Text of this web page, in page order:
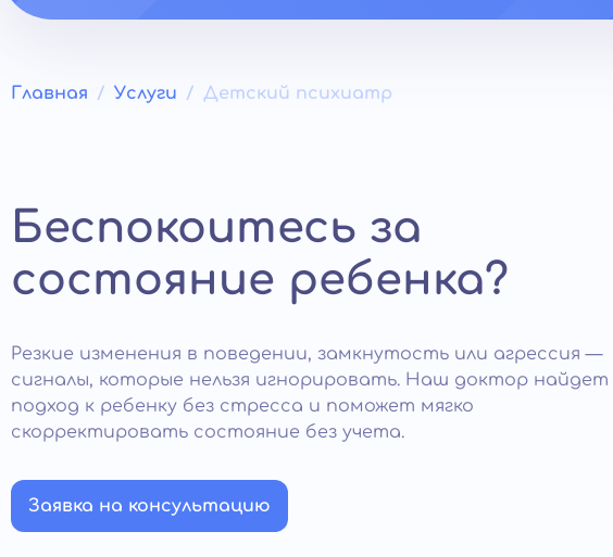
Главная Услуги Детский психиатр
Беспокоитесь за
состояние ребенка?
Резкие изменения в поведении, замкнутость или агрессия —
сигналы, которые нельзя игнорировать. Наш доктор найдет
подход к ребенку без стресса и поможет мягко
скорректировать состояние без учета.
Заявка на консультацию